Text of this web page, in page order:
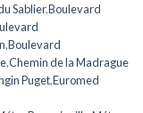
Sablier,Boulevard
,Boulevard
,Chemin de la Madrague
Puget,Euromed